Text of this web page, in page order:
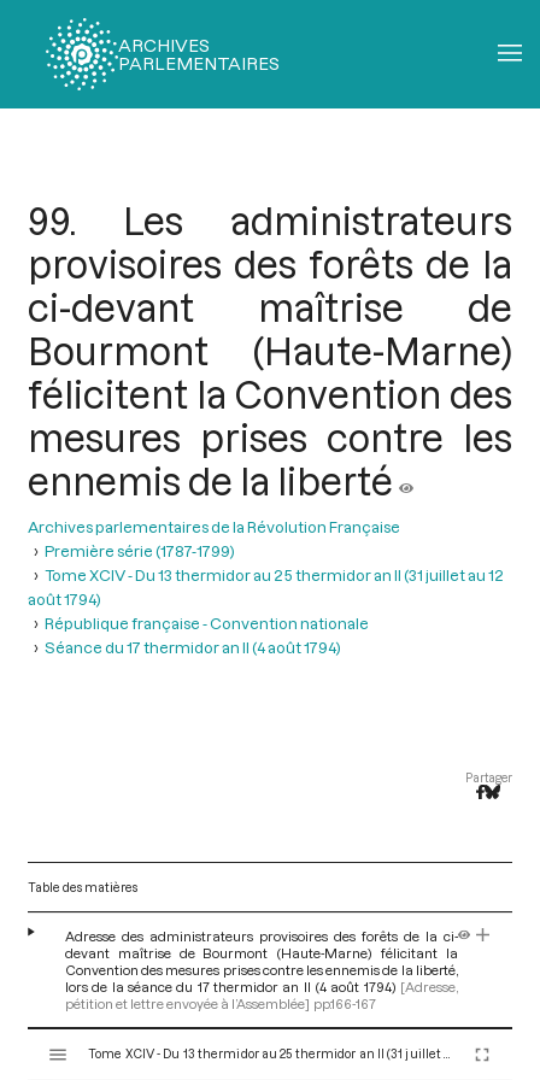
ARCHIVES
PARLEMENTAIRES
99. Les administrateurs
provisoires des forêts de la
ci-devant maîtrise de
Bourmont (Haute-Marne)
félicitent la Convention des
mesures prises contre les
ennemis de la liberté
Archives parlementaires de la Révolution Française
Première série (1787-1799)
Tome XCIV - Du 13 thermidor au 25 thermidor an II (31 juillet au 12
août 1794)
République française - Convention nationale
Séance du 17 thermidor an II (4 août 1794)
Partager
Table des matières
Adresse des administrateurs provisoires des forêts de la ci-
devant maîtrise de Bourmont (Haute-Marne) félicitant la
Convention des mesures prises contre les ennemis de la liberté,
lors de la séance du 17 thermidor an II (4 août 1794) [Adresse,
pétition et lettre envoyée à l’Assemblée] pp.166-167